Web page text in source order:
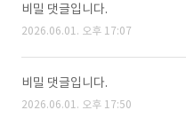
비밀 댓글입니다.
2026.06.01. 오후 17:07
비밀 댓글입니다.
2026.06.01. 오후 17:50